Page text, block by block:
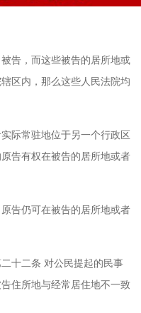
告，而这些被告的居所地或
区内，那么这些人民法院均
际常驻地位于另一个行政区
告有权在被告的居所地或者
告仍可在被告的居所地或者
十二条 对公民提起的民事
住所地与经常居住地不一致